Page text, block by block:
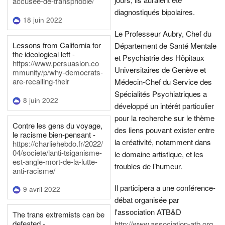
18 juin 2022
Lessons from California for
the ideological left -
https://www.persuasion.co
mmunity/p/why-democrats-
are-recalling-their
8 juin 2022
Contre les gens du voyage,
le racisme bien-pensant -
https://charliehebdo.fr/2022/
04/societe/lanti-tsiganisme-
est-angle-mort-de-la-lutte-
anti-racisme/
9 avril 2022
The trans extremists can be
diagnostiqués bipolaires.
Le Professeur Aubry, Chef du
Département de Santé Mentale
et Psychiatrie des Hôpitaux
Universitaires de Genève et
Médecin-Chef du Service des
Spécialités Psychiatriques a
développé un intérêt particulier
pour la recherche sur le thème
des liens pouvant exister entre
la créativité, notamment dans
le domaine artistique, et les
troubles de l’humeur.
Il participera a une conférence-
débat organisée par
l'association ATB&D